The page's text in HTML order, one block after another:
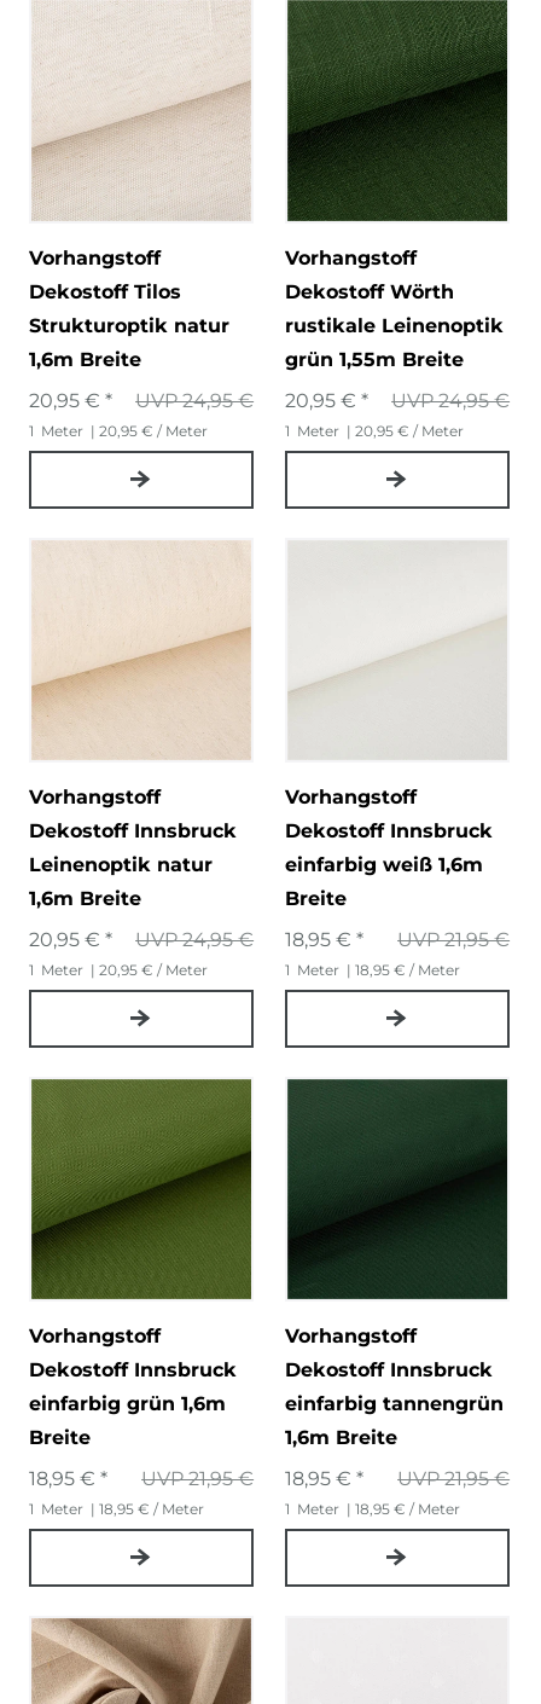
Vorhangstoff
Dekostoff Tilos
Strukturoptik natur
1,6m Breite
UVP 24,95 €
20,95 € *
1 Meter | 20,95 € / Meter
Vorhangstoff
Dekostoff Wörth
rustikale Leinenoptik
grün 1,55m Breite
UVP 24,95 €
20,95 € *
1 Meter | 20,95 € / Meter
Vorhangstoff
Dekostoff Innsbruck
Leinenoptik natur
1,6m Breite
UVP 24,95 €
20,95 € *
1 Meter | 20,95 € / Meter
Vorhangstoff
Dekostoff Innsbruck
einfarbig weiß 1,6m
Breite
UVP 21,95 €
18,95 € *
1 Meter | 18,95 € / Meter
Vorhangstoff
Dekostoff Innsbruck
einfarbig grün 1,6m
Breite
UVP 21,95 €
18,95 € *
1 Meter | 18,95 € / Meter
Vorhangstoff
Dekostoff Innsbruck
einfarbig tannengrün
1,6m Breite
UVP 21,95 €
18,95 € *
1 Meter | 18,95 € / Meter